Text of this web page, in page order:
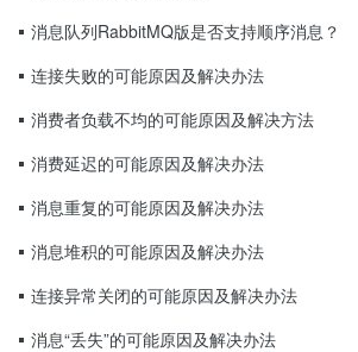
消息队列RabbitMQ版是否支持顺序消息？
连接失败的可能原因及解决办法
消费者负载不均的可能原因及解决方法
消费延迟的可能原因及解决办法
消息重复的可能原因及解决办法
消息堆积的可能原因及解决办法
连接异常关闭的可能原因及解决办法
消息“丢失”的可能原因及解决办法